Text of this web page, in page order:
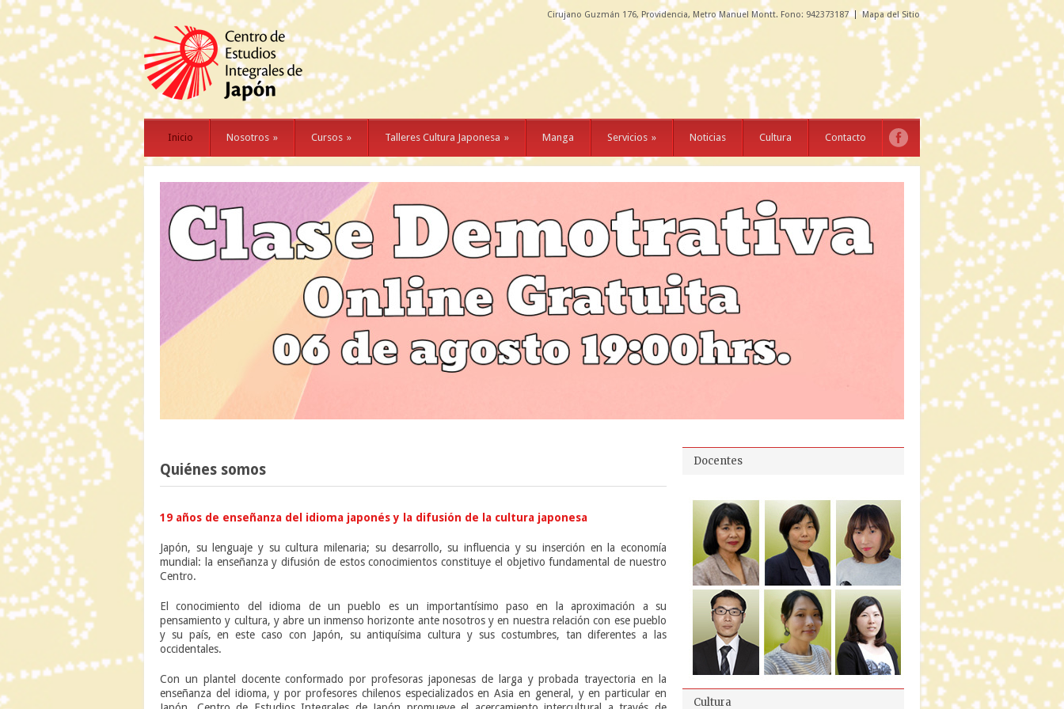
Cirujano Guzmán 176, Providencia, Metro Manuel Montt. Fono: 942373187 Mapa del Sitio
Inicio Nosotros » Cursos » Talleres Cultura Japonesa » Manga Servicios » Noticias Cultura Contacto
Quiénes somos
19 años de enseñanza del idioma japonés y la difusión de la cultura japonesa
Japón, su lenguaje y su cultura milenaria; su desarrollo, su influencia y su inserción en la economía
mundial: la enseñanza y difusión de estos conocimientos constituye el objetivo fundamental de nuestro
Centro.
El conocimiento del idioma de un pueblo es un importantísimo paso en la aproximación a su
pensamiento y cultura, y abre un inmenso horizonte ante nosotros y en nuestra relación con ese pueblo
y su país, en este caso con Japón, su antiquísima cultura y sus costumbres, tan diferentes a las
occidentales.
Con un plantel docente conformado por profesoras japonesas de larga y probada trayectoria en la
enseñanza del idioma, y por profesores chilenos especializados en Asia en general, y en particular en
Docentes
Cultura